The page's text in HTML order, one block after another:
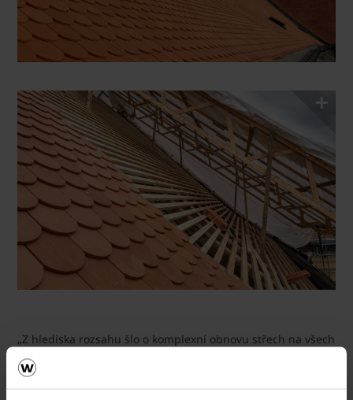
„Z hlediska rozsahu šlo o komplexní obnovu střech na všech
křídlech zámku – tedy o jednu z největších památkových
rekonstrukcí svého druhu. Obnova krovu byla označena jako